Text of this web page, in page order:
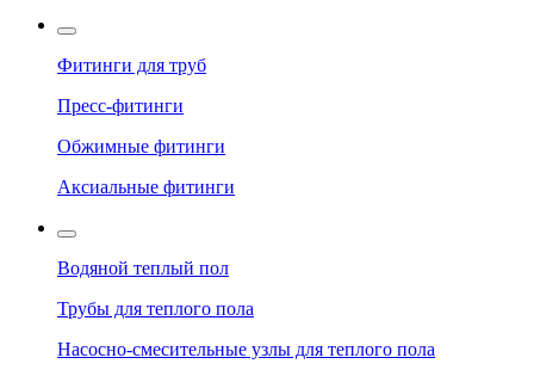
Фитинги для труб
Пресс-фитинги
Обжимные фитинги
Аксиальные фитинги
Водяной теплый пол
Трубы для теплого пола
Насосно-смесительные узлы для теплого пола